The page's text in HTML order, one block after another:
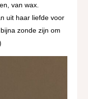
van wax.
uit haar liefde voor
zonde zijn om